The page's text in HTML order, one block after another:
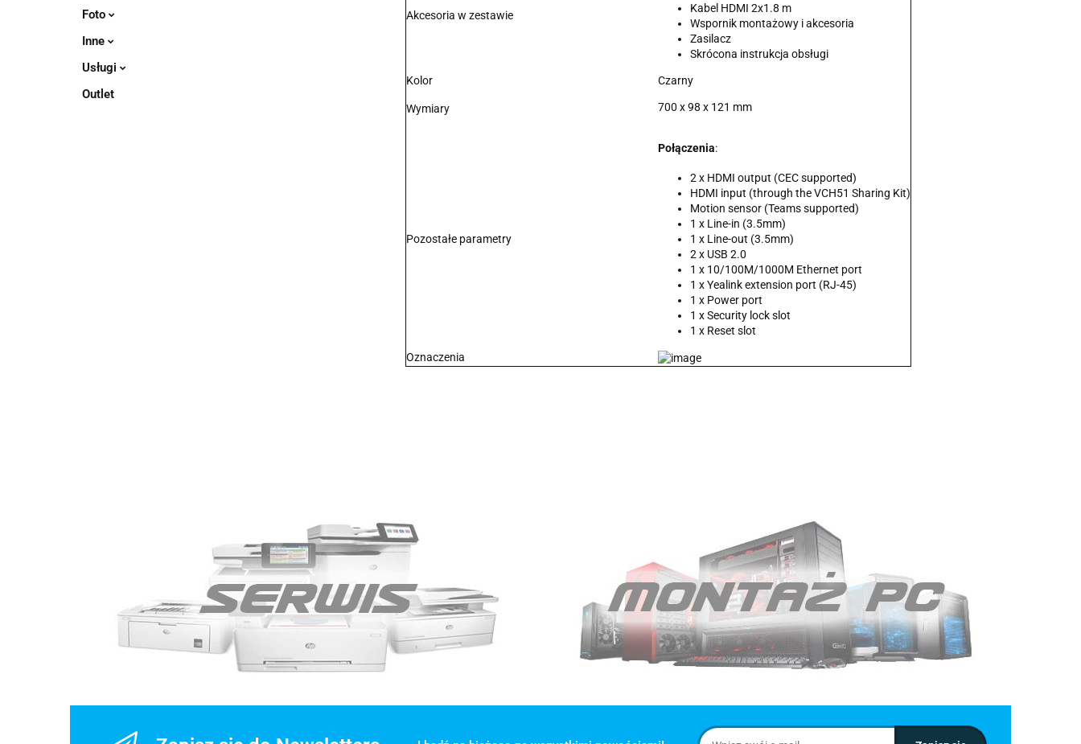
Foto
Inne
Usługi
Outlet
Akcesoria w zestawie
Kabel HDMI 2x1.8 m
Wspornik montażowy i akcesoria
Zasilacz
Skrócona instrukcja obsługi
Kolor Czarny
Wymiary 700 x 98 x 121 mm
Pozostałe parametry
Połączenia:
2 x HDMI output (CEC supported)
HDMI input (through the VCH51 Sharing Kit)
Motion sensor (Teams supported)
1 x Line-in (3.5mm)
1 x Line-out (3.5mm)
2 x USB 2.0
1 x 10/100M/1000M Ethernet port
1 x Yealink extension port (RJ-45)
1 x Power port
1 x Security lock slot
1 x Reset slot
Oznaczenia